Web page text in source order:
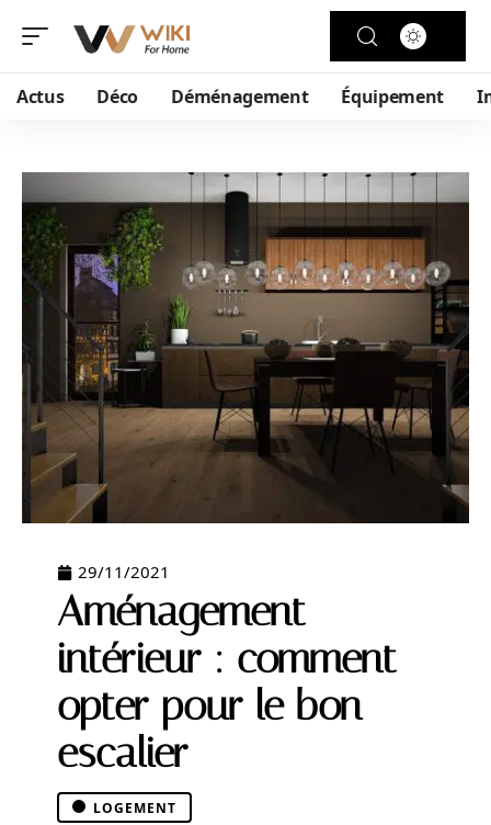
Actus Déco Déménagement Équipement
29/11/2021
Aménagement
intérieur : comment
opter pour le bon
escalier
LOGEMENT